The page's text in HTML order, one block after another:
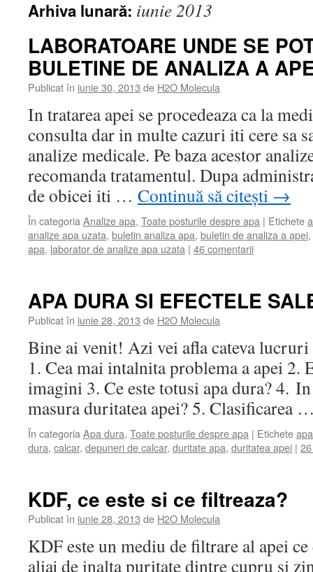
Arhiva lunară: iunie 2013
LABORATOARE UNDE SE
BULETINE DE ANALIZA A
Publicat în iunie 30, 2013 de H2O Molecula
In tratarea apei se procedeaza ca la
consulta dar in multe cazuri iti cere sa
analize medicale. Pe baza acestor
recomanda tratamentul. Dupa
de obicei iti … Continuă să citești →
În categoria Analize apa, Toate posturile despre apa | Etichete
analize apa uzata, buletin analiza apa, buletin de analiza a apei,
apa, laborator de analize apa uzata | 46 comentarii
APA DURA SI EFECTELE
Publicat în iunie 28, 2013 de H2O Molecula
Bine ai venit! Azi vei afla cateva lucruri
1. Cea mai intalnita problema a apei 2.
imagini 3. Ce este totusi apa dura? 4.
masura duritatea apei? 5. Clasificarea
În categoria Apa dura, Toate posturile despre apa | Etichete
dura, calcar, depuneri de calcar, duritate apa, duritatea apei |
KDF, ce este si ce filtreaza?
Publicat în iunie 28, 2013 de H2O Molecula
KDF este un mediu de filtrare al apei
aliaj de inalta puritate dintre cupru si